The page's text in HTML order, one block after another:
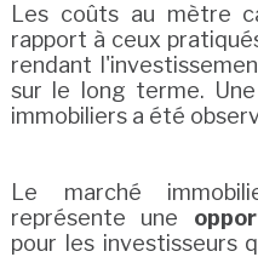
Les coûts au mètre
rapport à ceux
rendant
sur le long terme.
immobiliers a été
Le marché
représente une
pour les investisseurs